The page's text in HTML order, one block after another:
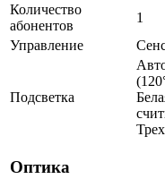
Количество
абонентов
1
Управление
Подсветка
Оптика